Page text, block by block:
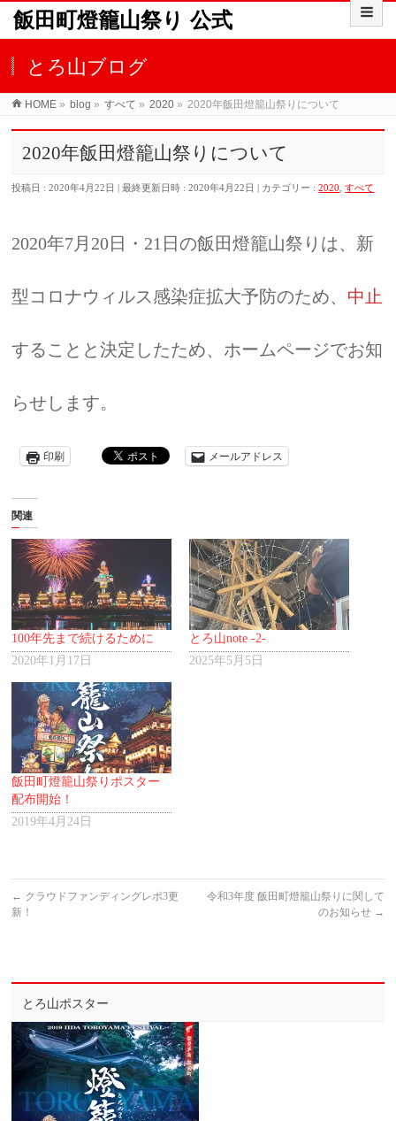
飯田町燈籠山祭り 公式
とろ山ブログ
HOME » blog » すべて » 2020 » 2020年飯田燈籠山祭りについて
2020年飯田燈籠山祭りについて
投稿日 : 2020年4月22日 最終更新日時 : 2020年4月22日 カテゴリー :2020 ,すべて
2020年7月20日・21日の飯田燈籠山祭りは、新
型コロナウィルス感染症拡大予防のため、 中止
することと決定したため、ホームページでお知
らせします。
印刷 メールアドレス
関連
100年先まで続けるために
2020年1月17日
とろ山note -2-
2025年5月5日
飯田町燈籠山祭りポスター
配布開始！
2019年4月24日
← クラウドファンディングレポ3更
新！
令和3年度 飯田町燈籠山祭りに関して
のお知らせ →
とろ山ポスター